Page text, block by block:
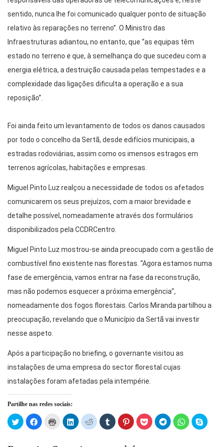
sentido, nunca lhe foi comunicado qualquer ponto de situação
relativo às reparações no terreno”. O Ministro das
Infraestruturas adiantou, no entanto, que “as equipas têm
estado no terreno e que, à semelhança do que sucedeu com a
energia elétrica, a destruição causada pelas tempestades e a
complexidade das ligações dificulta a operação e a sua
reposição”.
Foi ainda feito um levantamento de todos os danos causados
por todo o concelho da Sertã, desde edifícios municipais, a
estradas rodoviárias, assim como os imensos estragos em
terrenos agrícolas, habitações e empresas.
Miguel Pinto Luz realçou a necessidade de todos os afetados
comunicarem os seus prejuízos, com a maior brevidade e
detalhe possível, nomeadamente através dos formulários
disponibilizados pela CCDRCentro.
Miguel Pinto Luz mostrou-se ainda preocupado com a gestão de
combustível fino existente nas florestas. “Agora estamos numa
fase de emergência, vamos entrar na fase da reconstrução,
mas não podemos esquecer a próxima emergência”,
nomeadamente dos fogos florestais. Carlos Miranda partilhou a
preocupação, revelando que o Município da Sertã vai investir
nesse aspeto.
Após a participação no briefing, o governante visitou as
instalações de uma empresa do sector florestal cujas
instalações foram afetadas pela intempérie.
Partilhe nas redes sociais:
Click
to
share
Twitter
Click
to
Facebook
Click
print
in
Click
to
share
LinkedIn
Click
to
share
Click
to
share
Tumblr
Click
to
share
Pinterest
Click
to
share
Click
to
share
Click
to
share
Click
to